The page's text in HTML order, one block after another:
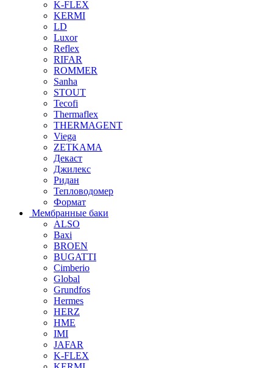
K-FLEX
KERMI
LD
Luxor
Reflex
RIFAR
ROMMER
Sanha
STOUT
Tecofi
Thermaflex
THERMAGENT
Viega
ZETKAMA
Декаст
Джилекс
Ридан
Тепловодомер
Формат
Мембранные баки
ALSO
Baxi
BROEN
BUGATTI
Cimberio
Global
Grundfos
Hermes
HERZ
HME
IMI
JAFAR
K-FLEX